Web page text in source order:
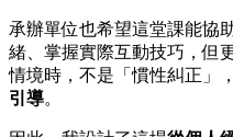
承辦單位也希望這堂課能協
緒、掌握實際互動技巧，
情境時，不是「慣性糾正」
引導。